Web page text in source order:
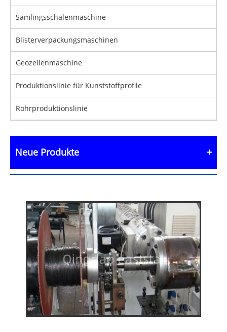
Sämlingsschalenmaschine
Blisterverpackungsmaschinen
Geozellenmaschine
Produktionslinie für Kunststoffprofile
Rohrproduktionslinie
Neue Produkte